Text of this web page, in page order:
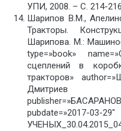
УПИ, 2008. – С. 214-
Шарипов В.М.,
Тракторы.
Шарипова. М.:
type=»book»
сцеплений в
тракторов»
Дмитриев
pubdate=»2017-03-